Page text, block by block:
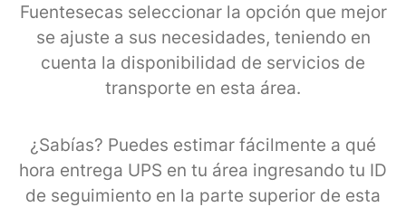
Fuentesecas seleccionar la opción que mejor
se ajuste a sus necesidades, teniendo en
cuenta la disponibilidad de servicios de
transporte en esta área.
¿Sabías? Puedes estimar fácilmente a qué
hora entrega UPS en tu área ingresando tu ID
de seguimiento en la parte superior de esta